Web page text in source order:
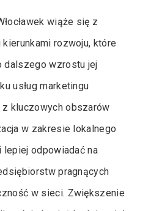
wiąże się z
rozwoju, które
dalszego wzrostu jej
usług marketingu
kluczowych obszarów
w zakresie lokalnego
lepiej odpowiadać na
pragnących
w sieci. Zwiększenie